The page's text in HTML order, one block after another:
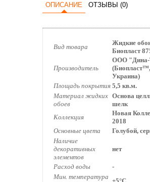
ОПИСАНИЕ ОТЗЫВЫ (0)
Вид товара
Жидкие
Биопласт
Производитель
ООО "Дина-
(Биопласт™,
Украина)
Площадь покрытия 5,5 кв.м.
Материал жидких
обоев
Основа
шелк
Коллекция
Новая
2018
Основные цвета
Голубой,
Наличие
декоративных
элементов
нет
Расход воды
-
Мин. температура